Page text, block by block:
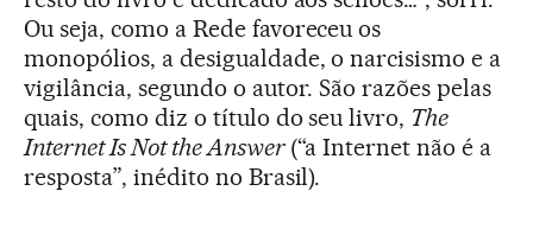
Ou seja, como a Rede favoreceu os
monopólios, a desigualdade, o narcisismo e a
vigilância, segundo o autor. São razões pelas
quais, como diz o título do seu livro, The
Internet Is Not the Answer(“a Internet não é a
resposta”, inédito no Brasil).